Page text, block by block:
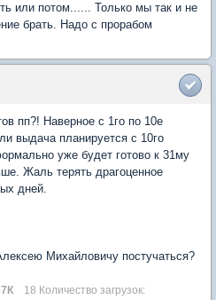
или потом...... Только мы так и не
брать. Надо с прорабом
пп?! Наверное с 1го по 10е
выдача планируется с 10го
уже будет готово к 31му
Жаль терять драгоценное
дней.
Михайловичу постучаться?
18 Количество загрузок: